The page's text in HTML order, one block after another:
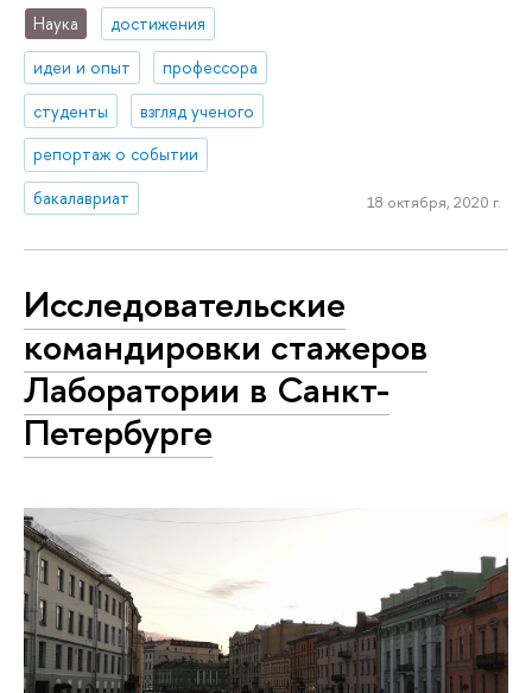
Наука
достижения
идеи и опыт
профессора
студенты
взгляд ученого
репортаж о событии
бакалавриат
18 октября, 2020 г.
Исследовательские
командировки стажеров
Лаборатории в Санкт-
Петербурге